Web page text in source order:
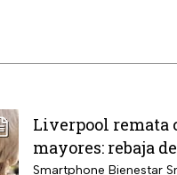
Liverpool remata
mayores: rebaja
Smartphone Bienestar